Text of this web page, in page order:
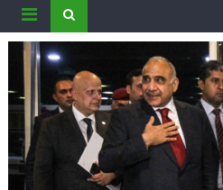
العربية لوقف التطبيع